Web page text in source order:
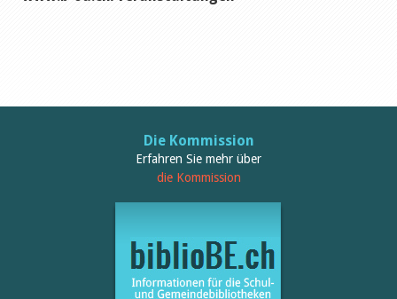
Die Kommission
Erfahren Sie mehr über
die Kommission